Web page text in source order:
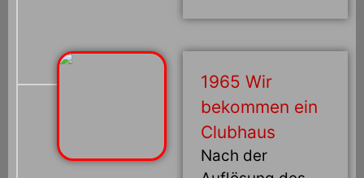
1965 Wir
bekommen ein
Clubhaus
Nach der